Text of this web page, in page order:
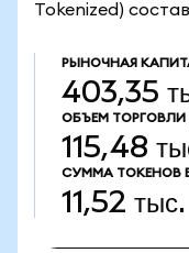
Tokenized)
РЫНОЧНАЯ
403,35
ОБЪЕМ ТОРГОВЛИ
115,48
СУММА ТОКЕНОВ
11,52 тыс.